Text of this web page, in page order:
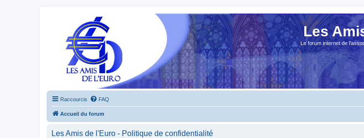
Les
Le forum internet de
Raccourcis FAQ
Accueil du forum
Les Amis de l'Euro - Politique de confidentialité